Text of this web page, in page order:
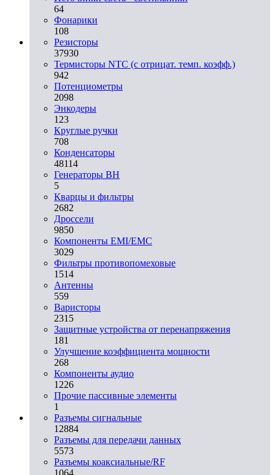
64
Фонарики
108
Резисторы
37930
Термисторы NTC (с отрицат. темп. коэфф.)
942
Потенциометры
2098
Энкодеры
123
Круглые ручки
708
Конденсаторы
48114
Генераторы ВН
5
Кварцы и фильтры
2682
Дроссели
9850
Компоненты EMI/EMC
3029
Фильтры противопомеховые
1514
Антенны
559
Варисторы
2315
Защитные устройства от перенапряжения
181
Улучшение коэффициента мощности
268
Компоненты аудио
1226
Прочие пассивные элементы
1
Разъeмы сигнальные
12884
Разъeмы для передачи данных
5573
Разъeмы коаксиальные/RF
1064